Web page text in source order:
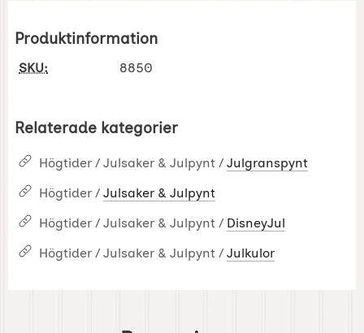
Produktinformation
SKU: 8850
Relaterade kategorier
Högtider / Julsaker & Julpynt / Julgranspynt
Högtider / Julsaker & Julpynt
Högtider / Julsaker & Julpynt / DisneyJul
Högtider / Julsaker & Julpynt / Julkulor